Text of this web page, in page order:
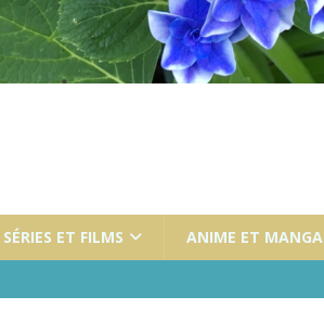
SÉRIES ET FILMS ANIME ET MANGA